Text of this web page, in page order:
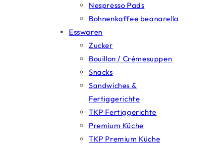
Nespresso Pads
Bohnenkaffee beanarella
Esswaren
Zucker
Bouillon / Crémesuppen
Snacks
Sandwiches &
Fertiggerichte
TKP Fertiggerichte
Premium Küche
TKP Premium Küche